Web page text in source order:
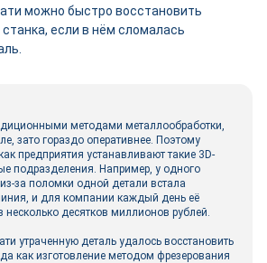
можно быстро восстановить
если в нём сломалась
методами металлообработки,
зато гораздо оперативнее. Поэтому
предприятия устанавливают такие 3D-
подразделения. Например, у одного
за поломки одной детали встала
и для компании каждый день её
несколько десятков миллионов руб­лей.
утраченную деталь удалось восстановить
как изготовление методом фрезерования